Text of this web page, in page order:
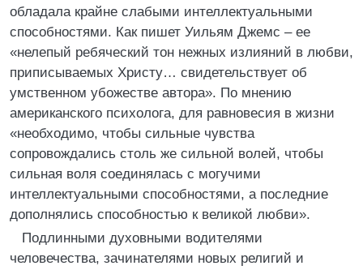
обладала крайне слабыми интеллектуальными
способностями. Как пишет Уильям Джемс – ее
«нелепый ребяческий тон нежных излияний в любви,
приписываемых Христу… свидетельствует об
умственном убожестве автора». По мнению
американского психолога, для равновесия в жизни
«необходимо, чтобы сильные чувства
сопровождались столь же сильной волей, чтобы
сильная воля соединялась с могучими
интеллектуальными способностями, а последние
дополнялись способностью к великой любви».
Подлинными духовными водителями
человечества, зачинателями новых религий и